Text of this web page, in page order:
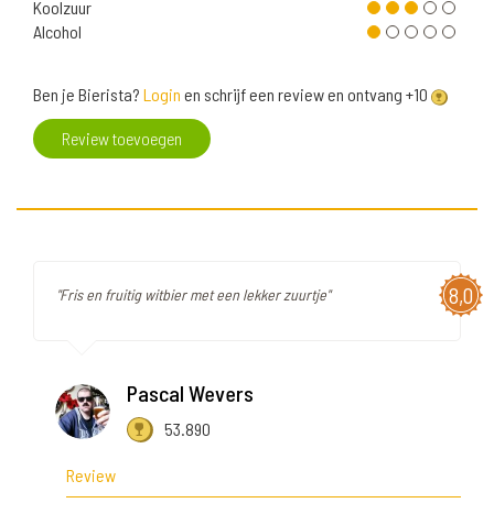
Koolzuur
Alcohol
Ben je Bierista? Login en schrijf een review en ontvang +10
Review toevoegen
8,0
"Fris en fruitig witbier met een lekker zuurtje"
Pascal Wevers
53.890
Review